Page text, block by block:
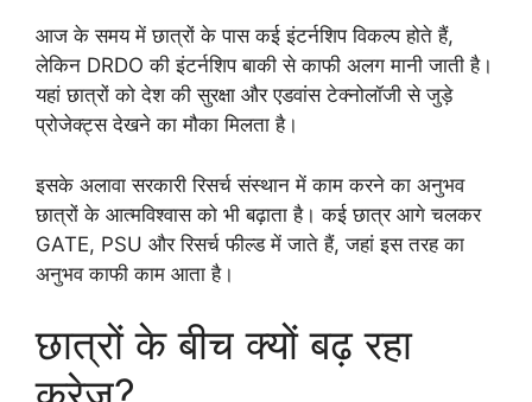
आज के समय में छात्रों के पास कई इंटर्नशिप विकल्प होते हैं,
लेकिन DRDO की इंटर्नशिप बाकी से काफी अलग मानी जाती है।
यहां छात्रों को देश की सुरक्षा और एडवांस टेक्नोलॉजी से जुड़े
प्रोजेक्ट्स देखने का मौका मिलता है।
इसके अलावा सरकारी रिसर्च संस्थान में काम करने का अनुभव
छात्रों के आत्मविश्वास को भी बढ़ाता है। कई छात्र आगे चलकर
GATE, PSU और रिसर्च फील्ड में जाते हैं, जहां इस तरह का
अनुभव काफी काम आता है।
छात्रों के बीच क्यों बढ़ रहा